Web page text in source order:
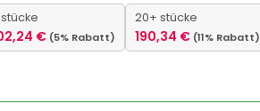
stücke
€ (5% Rabatt)
20+ stücke
190,34 € (11% Rabatt)